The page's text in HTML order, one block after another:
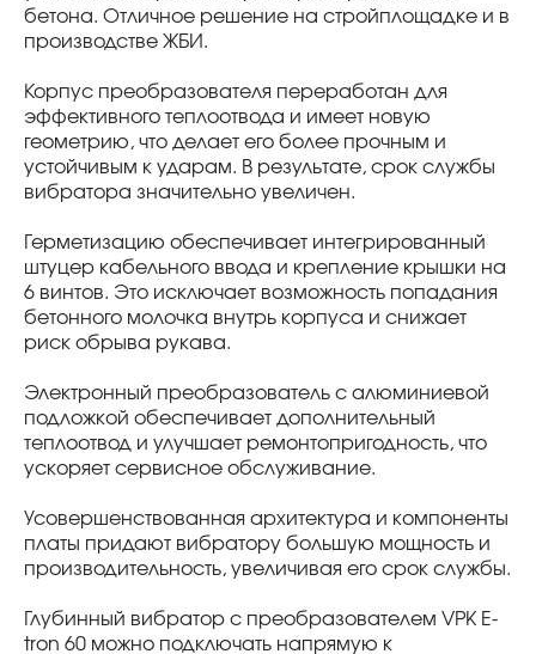
бетона. Отличное решение на стройплощадке и в
производстве ЖБИ.
Корпус преобразователя переработан для
эффективного теплоотвода и имеет новую
геометрию, что делает его более прочным и
устойчивым к ударам. В результате, срок службы
вибратора значительно увеличен.
Герметизацию обеспечивает интегрированный
штуцер кабельного ввода и крепление крышки на
6 винтов. Это исключает возможность попадания
бетонного молочка внутрь корпуса и снижает
риск обрыва рукава.
Электронный преобразователь с алюминиевой
подложкой обеспечивает дополнительный
теплоотвод и улучшает ремонтопригодность, что
ускоряет сервисное обслуживание.
Усовершенствованная архитектура и компоненты
платы придают вибратору большую мощность и
производительность, увеличивая его срок службы.
Глубинный вибратор с преобразователем VPK E-
tron 60 можно подключать напрямую к